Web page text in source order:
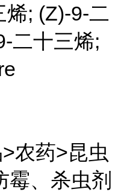
烯; (Z)-9-二
二十三烯;
农药>昆虫
霉、杀虫剂